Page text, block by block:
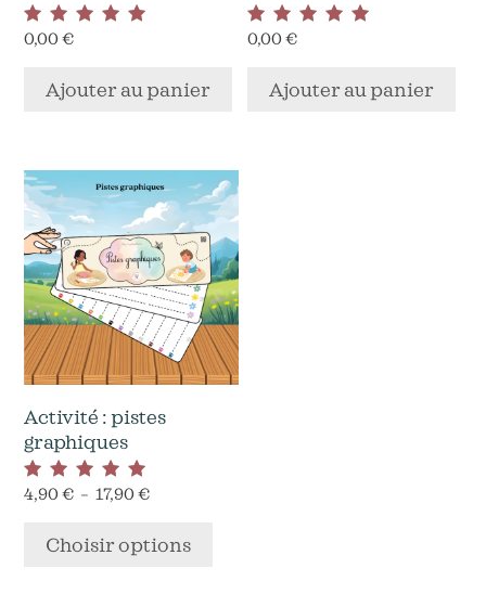
Note
0,00€
Ajouter au panier
Note
0,00€
Ajouter au panier
Activité : pistes
graphiques
Note
4,90€ – 17,90€Plage
prix :
Choisir options
Ce
produit
a
plusieurs
variations.
Les
options
peuvent
choisies
sur
la
page